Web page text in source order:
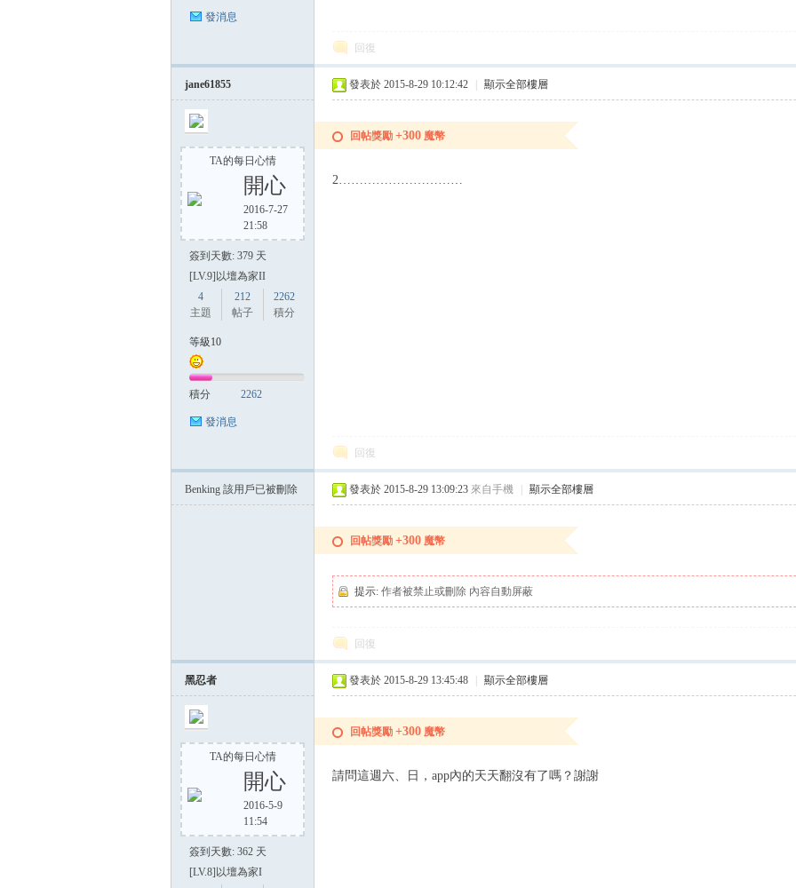
發消息
回復
jane61855
TA的每日心情
開心
2016-7-27
21:58
簽到天數: 379 天
[LV.9]以壇為家II
4
主題
212
帖子
2262
積分
等級10
積分 2262
發消息
發表於 2015-8-29 10:12:42 顯示全部樓層
回帖獎勵 +300 魔幣
2…………………………
回復
Benking 該用戶已被刪除 發表於 2015-8-29 13:09:23 來自手機 顯示全部樓層
回帖獎勵 +300 魔幣
提示: 作者被禁止或刪除 內容自動屏蔽
回復
黑忍者
TA的每日心情
開心
2016-5-9
11:54
簽到天數: 362 天
[LV.8]以壇為家I
發表於 2015-8-29 13:45:48 顯示全部樓層
回帖獎勵 +300 魔幣
請問這週六、日，app內的天天翻沒有了嗎？謝謝